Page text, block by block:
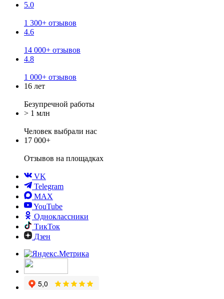
5.0
1 300+ отзывов
4.6
14 000+ отзывов
4.8
1 000+ отзывов
16 лет
Безупречной работы
> 1 млн
Человек выбрали нас
17 000+
Отзывов на площадках
VK
Telegram
MAX
YouTube
Одноклассники
ТикТок
Дзен